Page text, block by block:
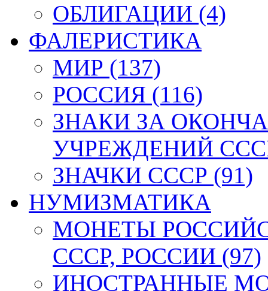
ОБЛИГАЦИИ (4)
ФАЛЕРИСТИКА
МИР (137)
РОССИЯ (116)
ЗНАКИ ЗА
УЧРЕЖДЕНИЙ
ЗНАЧКИ СССР (91)
НУМИЗМАТИКА
МОНЕТЫ
СССР, РОССИИ (97)
ИНОСТРАННЫЕ